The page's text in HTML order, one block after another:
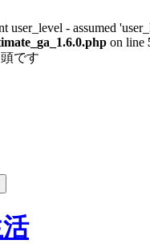
user_level - assumed
on line
です